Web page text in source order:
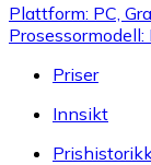
Plattform: PC,
Priser
Innsikt